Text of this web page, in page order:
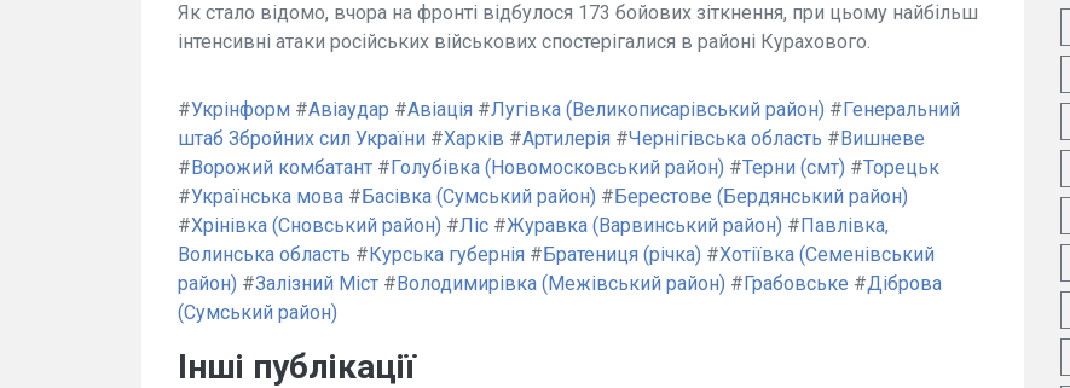
Як стало відомо, вчора на фронті відбулося 173 бойових зіткнення, при цьому найбільш
інтенсивні атаки російських військових спостерігалися в районі Курахового.
#Укрінформ #Авіаудар #Авіація #Лугівка (Великописарівський район) #Генеральний
штаб Збройних сил України #Харків #Артилерія #Чернігівська область #Вишневе
#Ворожий комбатант #Голубівка (Новомосковський район) #Терни (смт) #Торецьк
#Українська мова #Басівка (Сумський район) #Берестове (Бердянський район)
#Хрінівка (Сновський район) #Ліс #Журавка (Варвинський район) #Павлівка,
Волинська область #Курська губернія #Братениця (річка) #Хотіївка (Семенівський
район) #Залізний Міст #Володимирівка (Межівський район) #Грабовське #Діброва
(Сумський район)
Інші публікації